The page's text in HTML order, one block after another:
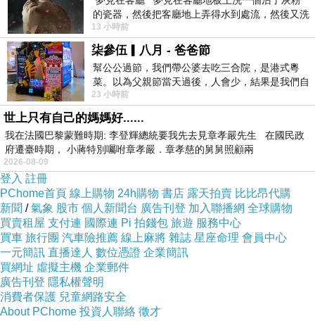
很有霸氣的第一
的瓷器，然後把客廳地上弄得水到處流，然後又洗
一頂棒球潮帽，後來發現帽
13 小時前
柒參伍▎八月 - 爸爸節
幫公公過節，我們帶公婆去吃三合院，是港式粵
菜。以為父親節當天過後，人會少，結果是我們自
己想多了。人陸續地進，滿滿都是人，個人
23 小時前
世上只有自己的媽媽好......
我在法國巴黎蒙難時期: 李登輝總統要我先去見章孝嚴先生 在國民政
府遷臺時期， 小蔣特別囑咐章孝嚴．章孝慈的舅舅照顧兩
2026-08-09
登入 註冊
PChome首頁 線上購物 24h購物 書店 露天拍賣 比比昂代購
新聞 /氣象 股市 個人新聞台 廣告刊登 加入聯播網 全球購物
買賣租屋 支付連 國際連 Pi 拍錢包 旅遊 服務中心
買車 旅行團 汽車險推薦 線上麻將 雜誌 星座命理 會員中心
一元簡訊 直播達人 數位憑證 企業簡訊
買網址 虛擬主機 企業郵件
廣告刊登 隱私權聲明
消費者保護 兒童網路安全
About PChome 投資人聯絡 徵才